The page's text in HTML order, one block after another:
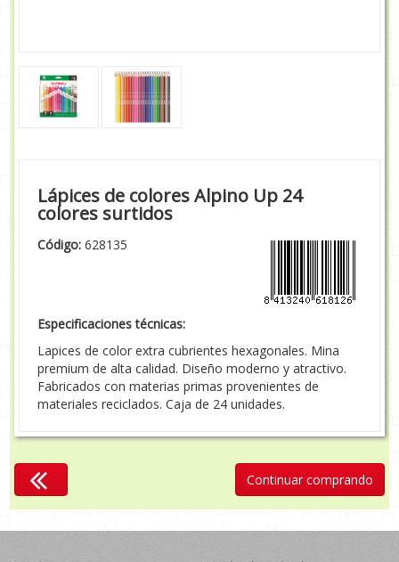
Lápices de colores Alpino Up 24
colores surtidos
Código: 628135
Especificaciones técnicas:
Lapices de color extra cubrientes hexagonales. Mina
premium de alta calidad. Diseño moderno y atractivo.
Fabricados con materias primas provenientes de
materiales reciclados. Caja de 24 unidades.
Continuar comprando